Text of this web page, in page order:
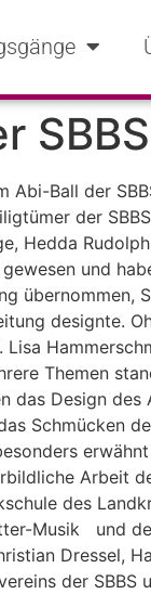
Abi-Ball der
der
Hedda
und
übernommen,
designte.
Themen
das Design
Schmücken
Arbeit
des
Musik und
Dressel,
der